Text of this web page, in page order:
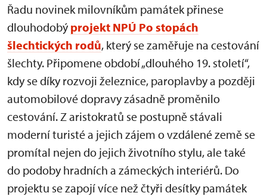
Řadu novinek milovníkům památek přinese
dlouhodobý projekt NPÚ Po stopách
šlechtických rodů, který se zaměřuje na cestování
šlechty. Připomene období „dlouhého 19. století“,
kdy se díky rozvoji železnice, paroplavby a později
automobilové dopravy zásadně proměnilo
cestování. Z aristokratů se postupně stávali
moderní turisté a jejich zájem o vzdálené země se
promítal nejen do jejich životního stylu, ale také
do podoby hradních a zámeckých interiérů. Do
projektu se zapojí více než čtyři desítky památek